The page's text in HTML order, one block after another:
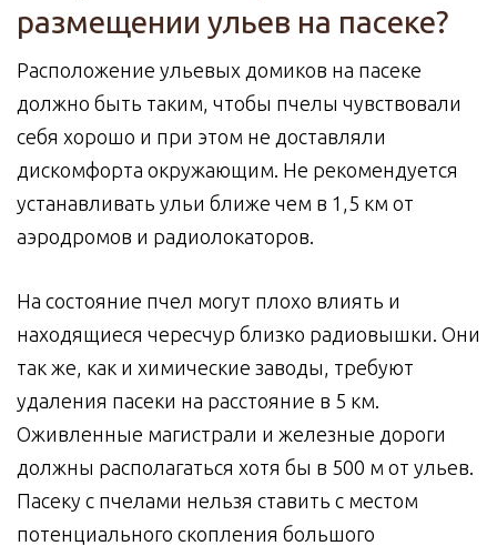
размещении ульев на пасеке?
Расположение ульевых домиков на пасеке
должно быть таким, чтобы пчелы чувствовали
себя хорошо и при этом не доставляли
дискомфорта окружающим. Не рекомендуется
устанавливать ульи ближе чем в 1,5 км от
аэродромов и радиолокаторов.
На состояние пчел могут плохо влиять и
находящиеся чересчур близко радиовышки. Они
так же, как и химические заводы, требуют
удаления пасеки на расстояние в 5 км.
Оживленные магистрали и железные дороги
должны располагаться хотя бы в 500 м от ульев.
Пасеку с пчелами нельзя ставить с местом
потенциального скопления большого